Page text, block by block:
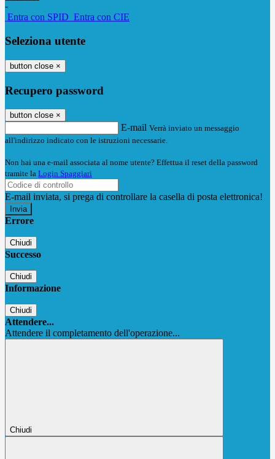
-
Entra con SPID Entra con CIE
Seleziona utente
button close ×
Recupero password
button close ×
E-mail Verrà inviato un messaggio
all'indirizzo indicato con le istruzioni necessarie.
Non hai una e-mail associata al nome utente? Effettua il reset della password
tramite la Login Spaggiari
E-mail inviata, si prega di controllare la casella di posta elettronica!
Errore
Chiudi
Successo
Chiudi
Informazione
Chiudi
Attendere...
Attendere il completamento dell'operazione...
Chiudi